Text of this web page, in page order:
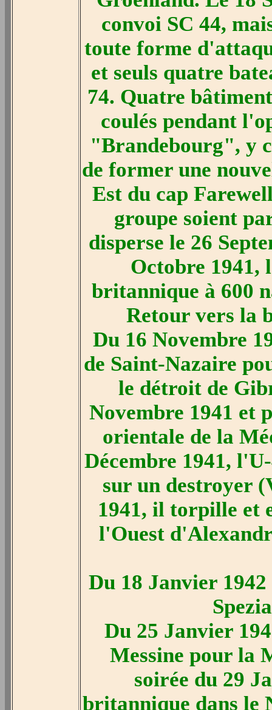
convoi SC 44,
toute forme
et seuls quatre
74. Quatre
coulés pendant
"Brandebourg", y
de former une
Est du cap
groupe soient
disperse le 26
Octobre 1941,
britannique à 600
Retour vers la
Du 16 Novembre
de Saint-Nazaire
le détroit de
Novembre 1941 et
orientale de la
Décembre 1941,
sur un destroyer
1941, il torpille et
l'Ouest
Du 18 Janvier
Du 25 Janvier
Messine pour la
soirée du 29
britannique dans le